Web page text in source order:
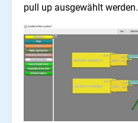
pull up ausgewählt werden.